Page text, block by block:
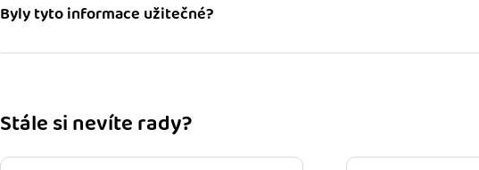
Byly tyto informace užitečné?
Stále si nevíte rady?